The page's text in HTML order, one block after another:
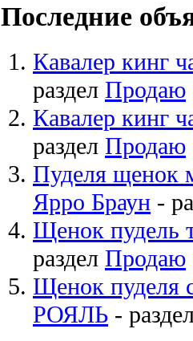
Последние
Кавалер кинг
раздел Продаю
Кавалер кинг
раздел Продаю
Пуделя щенок
Ярро Браун -
Щенок пудель
раздел Продаю
Щенок
РОЯЛЬ -